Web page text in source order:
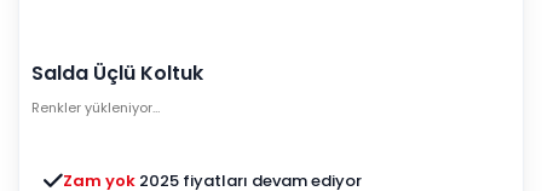
Salda Üçlü Koltuk
Renkler yükleniyor…
Zam yok 2025 fiyatları devam ediyor